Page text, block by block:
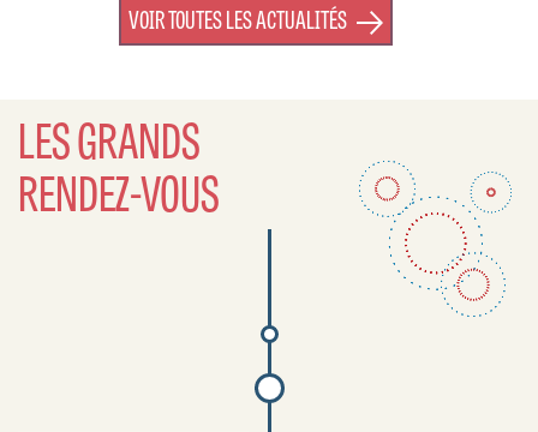
VOIR TOUTES LES ACTUALITÉS
LES GRANDS
RENDEZ-VOUS